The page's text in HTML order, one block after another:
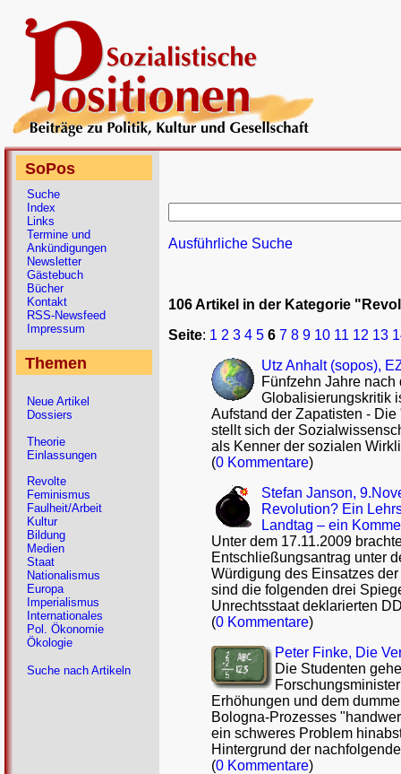
Ausführliche Suche
106 Artikel in der Kategorie
Seite: 1 2 3 4 5 6 7 8 9 10 11 12 13
Utz Anhalt (sopos),
Fünfzehn Jahre
Globalisierungskritik
Aufstand der Zapatisten -­
stellt sich der
als Kenner der sozialen
(0 Kommentare)
Stefan Janson,
Revolution? Ein
Landtag – ein
Unter dem 17.11.2009
Entschließungsantrag unter
Würdigung des Einsatzes
sind die folgenden drei
Unrechtsstaat deklarierten
(0 Kommentare)
Peter Finke, Die
Die Studenten
Erhöhungen und dem
Bologna-Prozesses
ein schweres Problem
Hintergrund der
(0 Kommentare)
SoPos
Suche
Index
Links
Termine und
Ankündigungen
Newsletter
Gästebuch
Bücher
Kontakt
RSS-Newsfeed
Impressum
Themen
Neue Artikel
Dossiers
Theorie
Einlassungen
Revolte
Feminismus
Faulheit/Arbeit
Kultur
Bildung
Medien
Staat
Nationalismus
Europa
Imperialismus
Internationales
Pol. Ökonomie
Ökologie
Suche nach Artikeln